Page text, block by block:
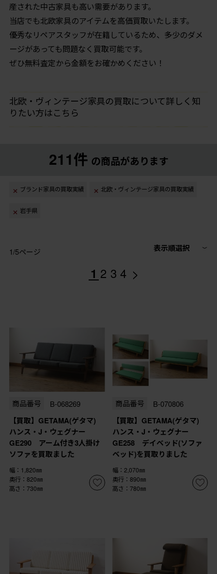
産された中古家具も高い需要があります。
当店でも北欧家具のアイテムを高価買取いたします。
優秀なリペアスタッフが在籍しているため、多少のダメ
ージがあっても問題なく買取可能です。
ぜひ無料査定から金額をお確かめください！
北欧・ヴィンテージ家具の買取について詳しく知
りたい方はこちら
211件 の商品があります
ブランド家具の買取実績 北欧・ヴィンテージ家具の買取実績
岩手県
1/5ページ 表示順選択
1 2 3 4 >
商品番号 B-068269
【買取】GETAMA(ゲタマ)
ハンス・J・ウェグナー
GE290 アーム付き3人掛け
ソファを買取ました
幅：1,820㎜
奥行：820㎜
高さ：730㎜
商品番号 B-070806
【買取】GETAMA(ゲタマ)
ハンス・J・ウェグナー
GE258 デイベッド(ソファ
ベッド)を買取りました
幅：2,070㎜
奥行：890㎜
高さ：780㎜